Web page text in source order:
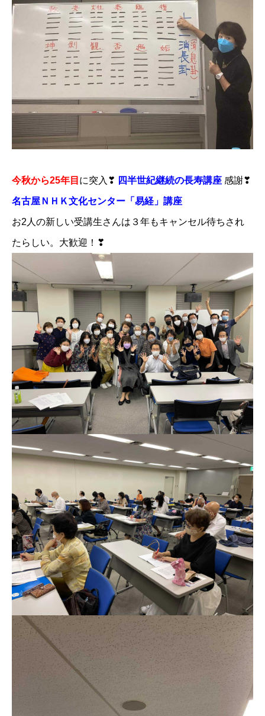
今秋から25年目 に突入❣ 四半世紀継続の長寿講座 感謝❣
名古屋ＮＨＫ文化センター「易経」講座
お2人の新しい受講生さんは３年もキャンセル待ちされ
たらしい。大歓迎！❣